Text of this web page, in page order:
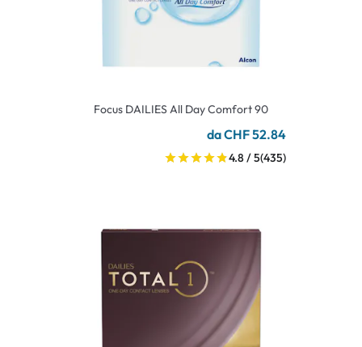
Focus DAILIES All Day Comfort 90
da CHF 52.84
4.8 / 5(435)